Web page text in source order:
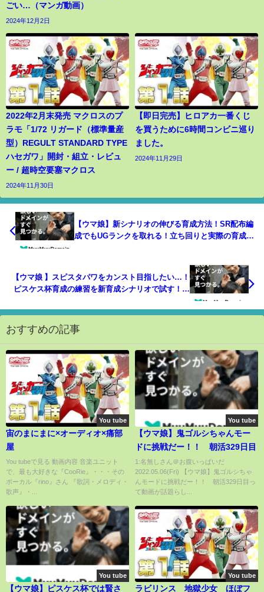
ごい…（マンガ動画）
2024年12月2日
2022年2月末発売 マクロスのプ
ラモ「1/72 リガード（標準量産
型）REGULT STANDARD TYPE
ハセガワ」開封・組立・レビュ
ー / 超時空要塞マクロス
2024年11月30日
【即日完売】ヒロアカ一番くじ
を買うために6時間コンビニ巡り
ました。
2024年11月29日
【ウマ娘】新シナリオの伸びる育成方法！SR配布編
成でもUGランクを取れる！立ち回りと実際の育成を
【ウマ娘 】スピスタパワをカンスト目指したい…！
ピスケス杯育成の練習を新育成シナリオで試す！ス
おすすめの記事
You tube
宙のまにまに×オーディオ×痛部
屋
You tubeで見る 動画内容 音楽ユニット
で、最も大好きな『CooRie』・・・その
ボーカル『rino』さん 『歌詞・メロディ・
歌声』・...
You tube
【ウマ娘】鬼ゴルシちゃんモー
ドに挑戦だー！！ 朝活329日目
1:名無しさん＠お腹いっぱいだ
2022.05.06(Fri) 【ウマ娘】鬼ゴルシちゃ
んモードに挑戦だー！！ 朝活329日目っ
て動画が話題らし...
You tube
【ウマ娘】ピスケス杯では賢さ
You tube
ラビリンス 地獄少女 ほぼフ